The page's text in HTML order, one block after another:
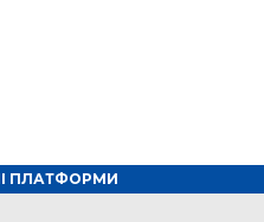
ПЛАТФОРМИ